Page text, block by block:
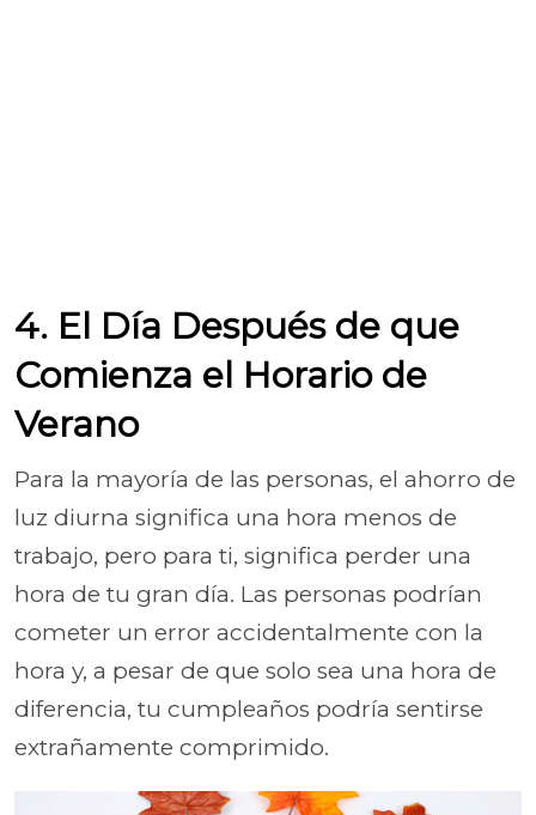
4. El Día Después de que
Comienza el Horario de
Verano
Para la mayoría de las personas, el ahorro de
luz diurna significa una hora menos de
trabajo, pero para ti, significa perder una
hora de tu gran día. Las personas podrían
cometer un error accidentalmente con la
hora y, a pesar de que solo sea una hora de
diferencia, tu cumpleaños podría sentirse
extrañamente comprimido.